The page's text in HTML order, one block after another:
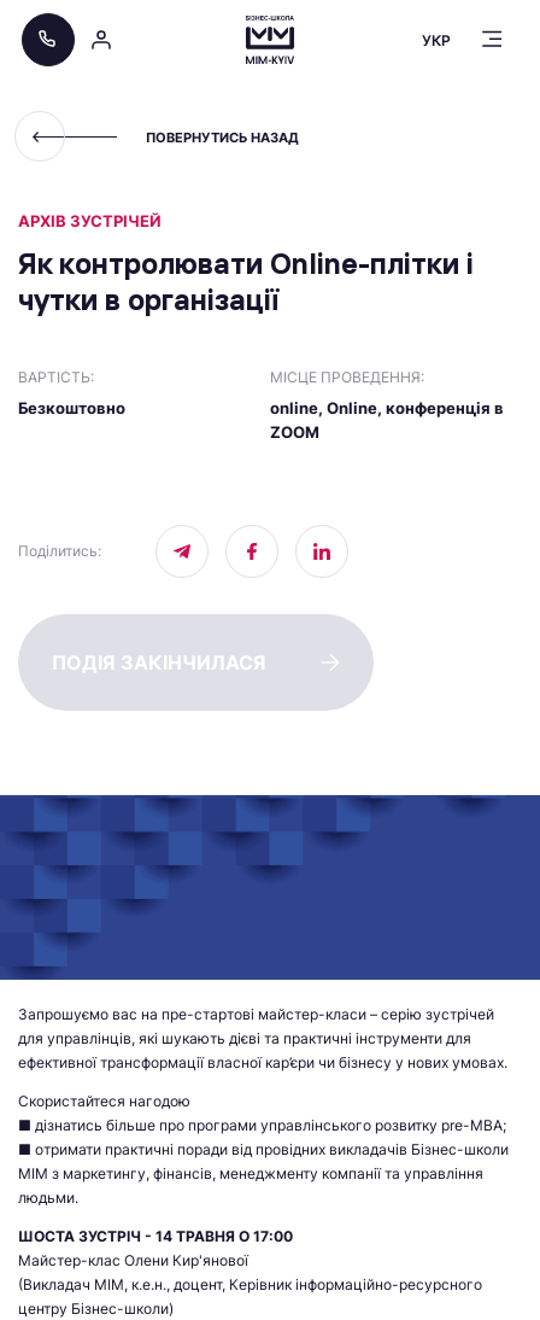
УКР
ПОВЕРНУТИСЬ НАЗАД
АРХІВ ЗУСТРІЧЕЙ
Як контролювати Online-плітки і
чутки в організації
ВАРТІСТЬ:
Безкоштовно
МІСЦЕ ПРОВЕДЕННЯ:
online, Online, конференція в
ZOOM
Поділитись:
ПОДІЯ ЗАКІНЧИЛАСЯ
Запрошуємо вас на пре-стартові майстер-класи – серію зустрічей
для управлінців, які шукають дієві та практичні інструменти для
ефективної трансформації власної кар’єри чи бізнесу у нових умовах.
Скористайтеся нагодою
■ дізнатись більше про програми управлінського розвитку pre-MBA;
■ отримати практичні поради від провідних викладачів Бізнес-школи
МІМ з маркетингу, фінансів, менеджменту компанії та управління
людьми.
ШОСТА ЗУСТРІЧ - 14 ТРАВНЯ О 17:00
Майстер-клас Олени Кир'янової
(Викладач МІМ, к.е.н., доцент, Керівник інформаційно-ресурсного
центру Бізнес-школи)